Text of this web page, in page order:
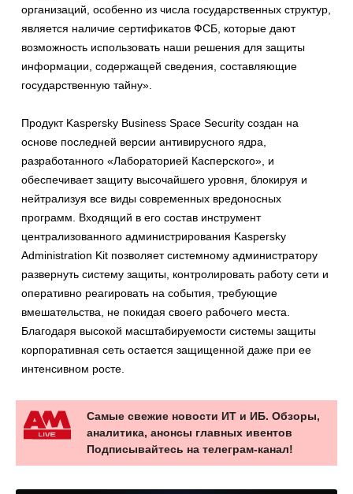
организаций, особенно из числа государственных структур,
является наличие сертификатов ФСБ, которые дают
возможность использовать наши решения для защиты
информации, содержащей сведения, составляющие
государственную тайну».
Продукт Kaspersky Business Space Security создан на
основе последней версии антивирусного ядра,
разработанного «Лабораторией Касперского», и
обеспечивает защиту высочайшего уровня, блокируя и
нейтрализуя все виды современных вредоносных
программ. Входящий в его состав инструмент
централизованного администрирования Kaspersky
Administration Kit позволяет системному администратору
развернуть систему защиты, контролировать работу сети и
оперативно реагировать на события, требующие
вмешательства, не покидая своего рабочего места.
Благодаря высокой масштабируемости системы защиты
корпоративная сеть остается защищенной даже при ее
интенсивном росте.
Самые свежие новости ИТ и ИБ. Обзоры,
аналитика, анонсы главных ивентов
Подписывайтесь на телеграм-канал!